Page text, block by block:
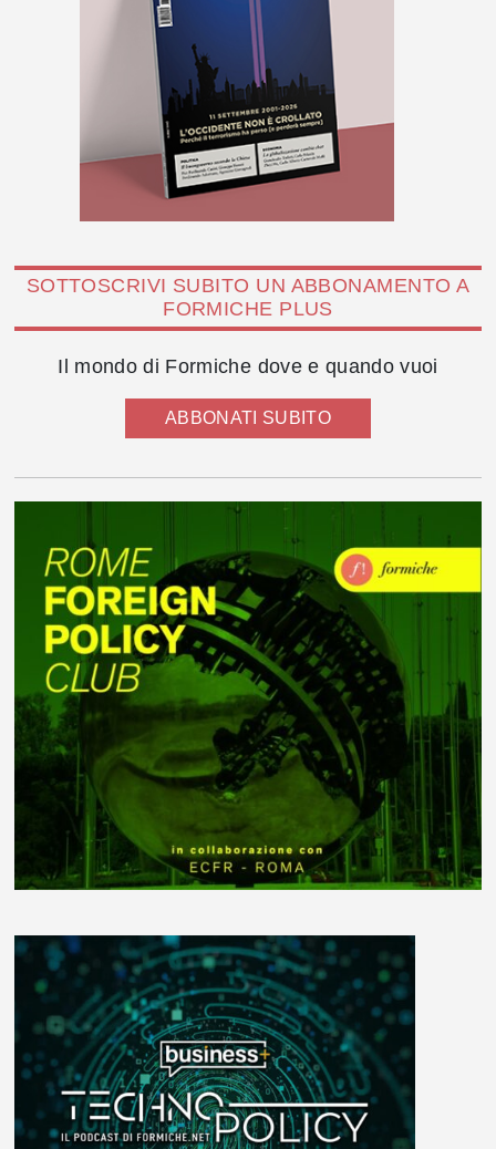
SOTTOSCRIVI SUBITO UN ABBONAMENTO A
FORMICHE PLUS
Il mondo di Formiche dove e quando vuoi
ABBONATI SUBITO